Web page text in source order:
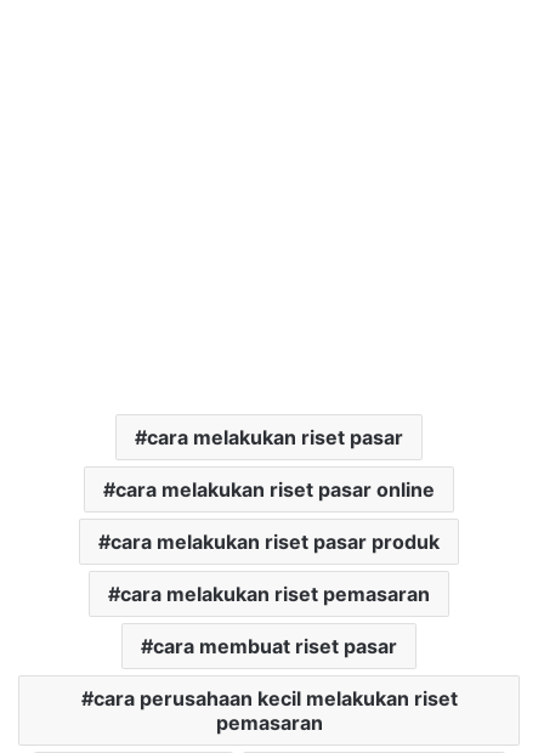
cara melakukan riset pasar
cara melakukan riset pasar online
cara melakukan riset pasar produk
cara melakukan riset pemasaran
cara membuat riset pasar
cara perusahaan kecil melakukan riset
pemasaran